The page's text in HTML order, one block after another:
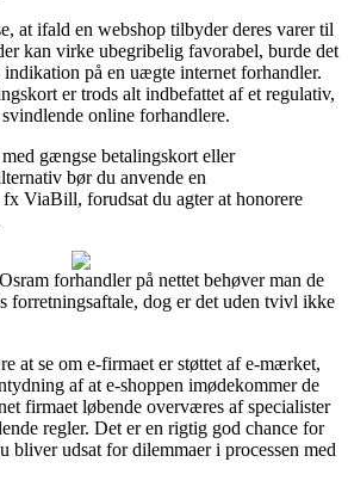
at ifald en webshop tilbyder deres varer til
kan virke ubegribelig favorabel, burde det
på en uægte internet forhandler.
er trods alt indbefattet af et regulativ,
online forhandlere.
gængse betalingskort eller
bør du anvende en
ViaBill, forudsat du agter at honorere
forhandler på nettet behøver man de
forretningsaftale, dog er det uden tvivl ikke
at se om e-firmaet er støttet af e-mærket,
af at e-shoppen imødekommer de
firmaet løbende overværes af specialister
regler. Det er en rigtig god chance for
bliver udsat for dilemmaer i processen med